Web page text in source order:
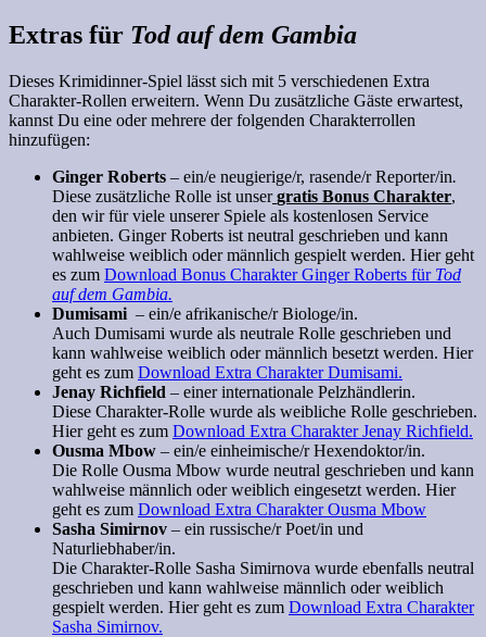
Extras für Tod auf dem Gambia
Dieses Krimidinner-Spiel lässt sich mit 5 verschiedenen Extra
Charakter-Rollen erweitern. Wenn Du zusätzliche Gäste erwartest,
kannst Du eine oder mehrere der folgenden Charakterrollen
hinzufügen:
Ginger Roberts – ein/e neugierige/r, rasende/r Reporter/in.
Diese zusätzliche Rolle ist unser gratis Bonus Charakter,
den wir für viele unserer Spiele als kostenlosen Service
anbieten. Ginger Roberts ist neutral geschrieben und kann
wahlweise weiblich oder männlich gespielt werden. Hier geht
es zum Download Bonus Charakter Ginger Roberts für Tod
auf dem Gambia.
Dumisami – ein/e afrikanische/r Biologe/in.
Auch Dumisami wurde als neutrale Rolle geschrieben und
kann wahlweise weiblich oder männlich besetzt werden. Hier
geht es zum Download Extra Charakter Dumisami.
Jenay Richfield – einer internationale Pelzhändlerin.
Diese Charakter-Rolle wurde als weibliche Rolle geschrieben.
Hier geht es zum Download Extra Charakter Jenay Richfield.
Ousma Mbow – ein/e einheimische/r Hexendoktor/in.
Die Rolle Ousma Mbow wurde neutral geschrieben und kann
wahlweise männlich oder weiblich eingesetzt werden. Hier
geht es zum Download Extra Charakter Ousma Mbow
Sasha Simirnov – ein russische/r Poet/in und
Naturliebhaber/in.
Die Charakter-Rolle Sasha Simirnova wurde ebenfalls neutral
geschrieben und kann wahlweise männlich oder weiblich
gespielt werden. Hier geht es zum Download Extra Charakter
Sasha Simirnov.